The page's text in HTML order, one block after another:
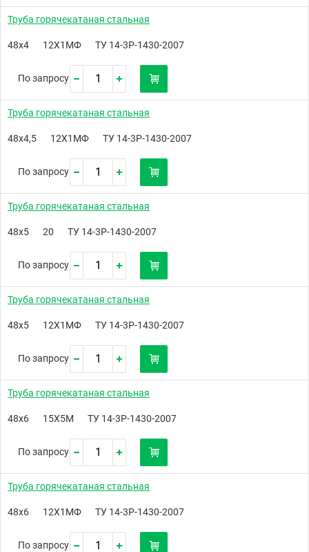
Труба горячекатаная стальная
48х4 12Х1МФ ТУ 14-3Р-1430-2007
По запросу
Труба горячекатаная стальная
48х4,5 12Х1МФ ТУ 14-3Р-1430-2007
По запросу
Труба горячекатаная стальная
48х5 20 ТУ 14-3Р-1430-2007
По запросу
Труба горячекатаная стальная
48х5 12Х1МФ ТУ 14-3Р-1430-2007
По запросу
Труба горячекатаная стальная
48х6 15Х5М ТУ 14-3Р-1430-2007
По запросу
Труба горячекатаная стальная
48х6 12Х1МФ ТУ 14-3Р-1430-2007
По запросу